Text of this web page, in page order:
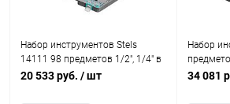
Набор инструментов Stels
14111 98 предметов 1/2", 1/4" в
кейсе
20 533 руб. / шт
Набор
34 081